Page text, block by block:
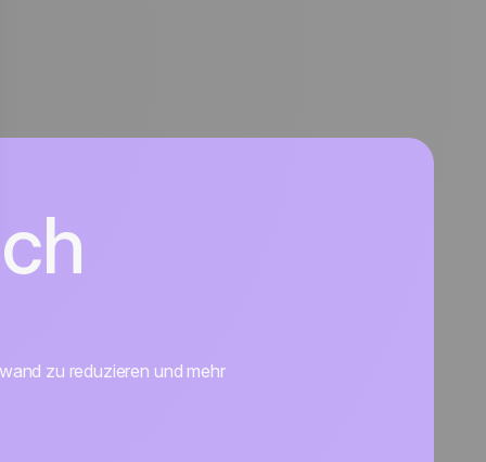
zu reduzieren und mehr